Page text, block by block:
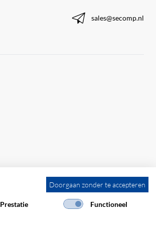
sales@secomp.nl
Doorgaan zonder te accepteren
Prestatie Functioneel